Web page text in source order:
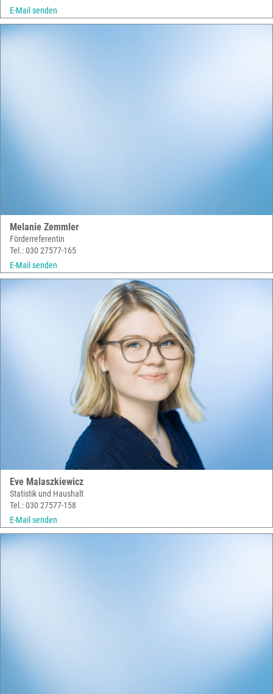
E-Mail senden
Melanie Zemmler
Förderreferentin
Tel.: 030 27577-165
E-Mail senden
Eve Malaszkiewicz
Statistik und Haushalt
Tel.: 030 27577-158
E-Mail senden